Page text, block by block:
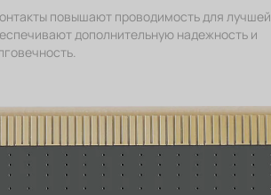
повышают проводимость для лучшей
дополнительную надежность и